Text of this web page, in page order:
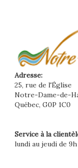
Adresse:
25, rue de l'Église
Notre-Dame-de-
Québec, G0P 1C0
Service à la
lundi au jeudi de